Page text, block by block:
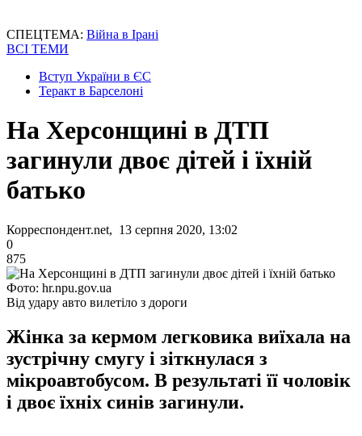
СПЕЦТЕМА: Війна в Ірані
ВСІ ТЕМИ
Вступ України в ЄС
Теракт в Барселоні
На Херсонщині в ДТП
загинули двоє дітей і їхній
батько
Корреспондент.net, 13 серпня 2020, 13:02
0
875
Фото: hr.npu.gov.ua
Від удару авто вилетіло з дороги
Жінка за кермом легковика виїхала на
зустрічну смугу і зіткнулася з
мікроавтобусом. В результаті її чоловік
і двоє їхніх синів загинули.